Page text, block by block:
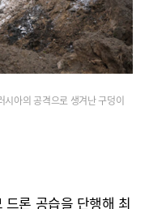
아의 공격으로 생겨난 구덩이
론 공습을 단행해 최